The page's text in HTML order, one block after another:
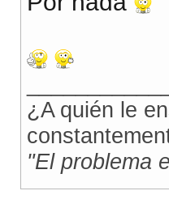
¿A quién le
"El problema